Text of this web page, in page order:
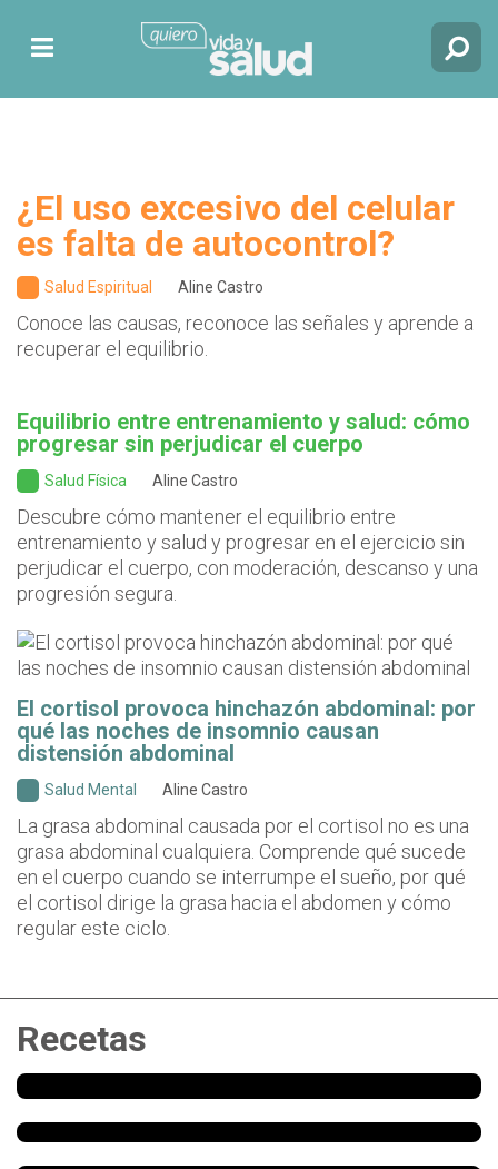
¿El uso excesivo del celular
es falta de autocontrol?
Salud Espiritual Aline Castro
Conoce las causas, reconoce las señales y aprende a
recuperar el equilibrio.
Equilibrio entre entrenamiento y salud: cómo
progresar sin perjudicar el cuerpo
Salud Física Aline Castro
Descubre cómo mantener el equilibrio entre
entrenamiento y salud y progresar en el ejercicio sin
perjudicar el cuerpo, con moderación, descanso y una
progresión segura.
El cortisol provoca hinchazón abdominal: por
qué las noches de insomnio causan
distensión abdominal
Salud Mental Aline Castro
La grasa abdominal causada por el cortisol no es una
grasa abdominal cualquiera. Comprende qué sucede
en el cuerpo cuando se interrumpe el sueño, por qué
el cortisol dirige la grasa hacia el abdomen y cómo
regular este ciclo.
Recetas